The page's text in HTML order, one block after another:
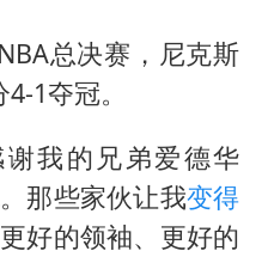
建筑工人不慎坠落身体被3根钢筋刺穿
础开新局
总决赛，尼克斯
1夺冠。
我的兄弟爱德华
那些家伙让我变得
好的领袖、更好的